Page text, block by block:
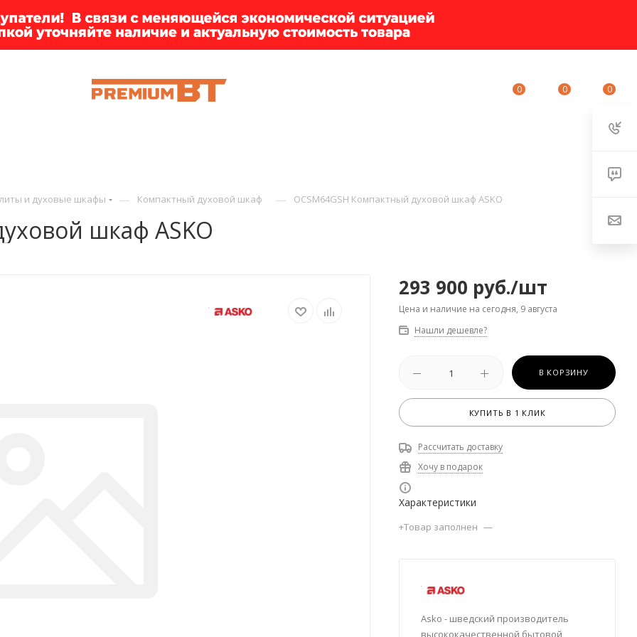
0 0 0
и духовые шкафы — Компактный духовой шкаф — OCSM64GSH Компактный духовой шкаф ASKO
шкаф ASKO
293 900 руб./шт
Цена и наличие на сегодня, 9 августа
Нашли дешевле?
В КОРЗИНУ
КУПИТЬ В 1 КЛИК
Рассчитать доставку
Хочу в подарок
Характеристики
+Товар заполнен —
Asko - шведский производитель